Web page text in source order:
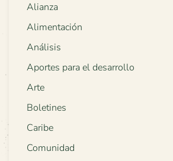
Alianza
Alimentación
Análisis
Aportes para el desarrollo
Arte
Boletines
Caribe
Comunidad